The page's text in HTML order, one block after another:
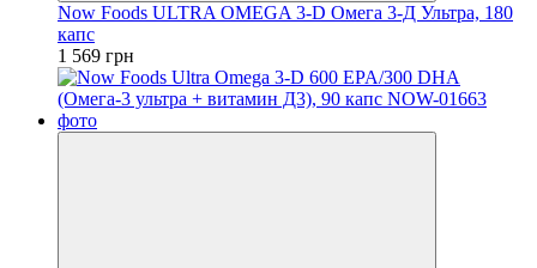
Now Foods ULTRA OMEGA 3-D Омега 3-Д Ультра, 180
капс
1 569 грн